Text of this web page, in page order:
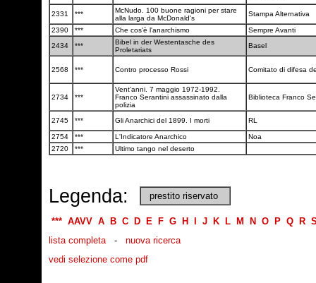
2331 ***
McNudo. 100 buone ragioni per stare
alla larga da McDonald's
Stampa Alternativa
2390 *** Che cos'è l'anarchismo
Sempre Avanti
2434
***
Bibel in der Westentasche des
Proletariats
Basel
2568 *** Contro processo Rossi Comitato di difesa
2734 ***
Vent'anni. 7 maggio 1972-1992.
Franco Serantini assassinato dalla
polizia
Biblioteca Franco
2745 *** Gli Anarchici del 1899. I morti RL
2754 *** L'Indicatore Anarchico
Noa
2720
*** Ultimo tango nel deserto
Legenda: prestito riservato
*** AAVV A B C D E F G H J K L M N O P Q R
lista completa- nuova ricerca
vedi selezione come pdf